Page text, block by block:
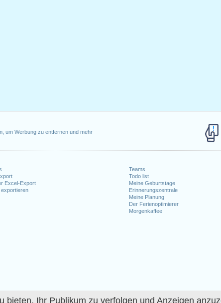
Ihr Publikum zu verfolgen und Anzeigen
um Werbung zu entfernen und mehr
Excel-Export
exportieren
Teams
Todo list
Meine Geburtstage
Erinnerungszentrale
Meine Planung
Der Ferienoptimierer
Morgenkaffee